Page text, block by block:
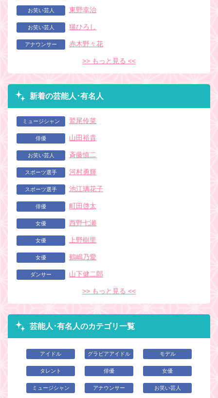
お笑い芸人 東野幸治
お笑い芸人 猫ひろし
アナウンサー 赤木野々花
>> もっと見る <<
新着の芸能人･有名人
ミュージシャン 鷲尾伶菜
俳優 山田裕貴
お笑い芸人 斉藤慎二
スポーツ選手 河村勇輝
スポーツ選手 池江璃花子
俳優 町田啓太
女優 西野七瀬
女優 上野樹里
女優 鶴嶋乃愛
ダンサー 山下健二郎
>> もっと見る <<
芸能人･有名人のカテゴリ一覧
アイドル グラビアアイドル モデル
タレント 俳優 女優
ミュージシャン アナウンサー お笑い芸人